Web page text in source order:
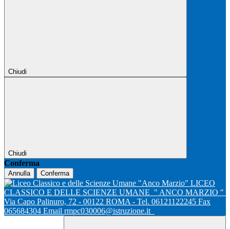
Chiudi
Chiudi
Conferma
Annulla Conferma
LICEO
CLASSICO E DELLE SCIENZE UMANE " ANCO MARZIO "
Via Capo Palinuro, 72 - 00122 ROMA - Tel. 06121122245 Fax
065684304 Email rmpc030006@istruzione.it